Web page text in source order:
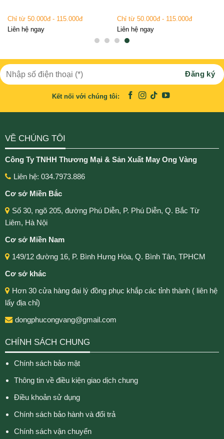
Chỉ từ 50.000đ - 115.000đ
Liên hệ ngay
Chỉ từ 50.000đ - 115.000đ
Liên hệ ngay
Kết nối với chúng tôi:
VỀ CHÚNG TÔI
Công Ty TNHH Thương Mại & Sản Xuất May Ong Vàng
Liên hệ: 034.7973.886
Cơ sở Miền Bắc
Số 30, ngõ 205, đường Phú Diễn, P. Phú Diễn, Q. Bắc Từ
Liêm, Hà Nội
Cơ sở Miền Nam
149/12 đường 16, P. Bình Hưng Hòa, Q. Bình Tân, TPHCM
Cơ sở khác
Hơn 30 cửa hàng đại lý đồng phục khắp các tỉnh thành ( liên hệ
lấy địa chỉ)
dongphucongvang@gmail.com
CHÍNH SÁCH CHUNG
Chính sách bảo mật
Thông tin về điều kiện giao dịch chung
Điều khoản sử dụng
Chính sách bảo hành và đổi trả
Chính sách vận chuyển